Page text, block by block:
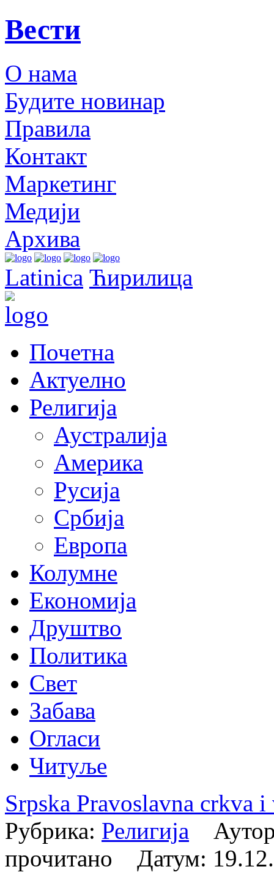
Вести
О нама
Будите новинар
Правила
Контакт
Маркетинг
Медији
Архива
Latinica Ћирилица
Почетна
Актуелно
Религија
Аустралија
Америка
Русија
Србија
Европа
Колумне
Економија
Друштво
Политика
Свет
Забава
Огласи
Читуље
Srpska Pravoslavna crkva
Рубрика: Религија
прочитано Датум: